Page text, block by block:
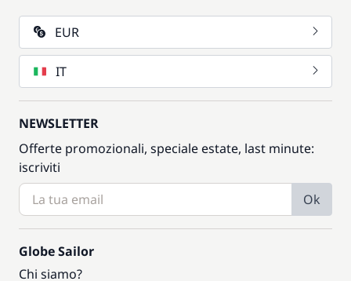
EUR
IT
NEWSLETTER
Offerte promozionali, speciale estate, last minute:
iscriviti
Ok
Globe Sailor
Chi siamo?